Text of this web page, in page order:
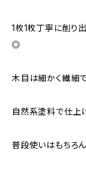
1枚1枚丁寧に削り
◎
木目は細かく繊細
自然系塗料で仕上
普段使いはもちろん